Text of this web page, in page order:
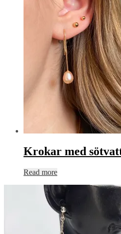
Krokar med
Read more